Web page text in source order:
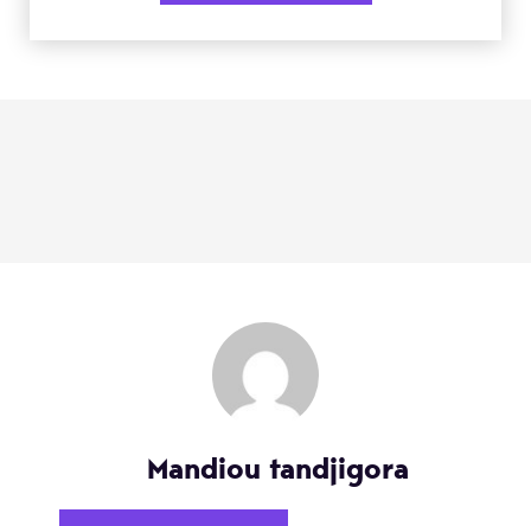
Mandiou tandjigora